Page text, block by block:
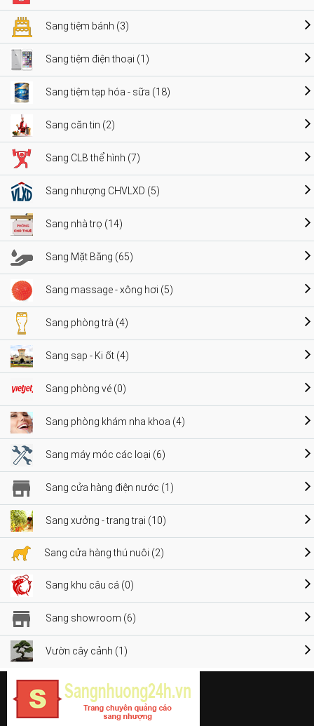
Sang tiệm bánh (3)
Sang tiệm điện thoại (1)
Sang tiệm tạp hóa - sữa (18)
Sang căn tin (2)
Sang CLB thể hình (7)
Sang nhượng CHVLXD (5)
Sang nhà trọ (14)
Sang Mặt Bằng (65)
Sang massage - xông hơi (5)
Sang phòng trà (4)
Sang sạp - Ki ốt (4)
Sang phòng vé (0)
Sang phòng khám nha khoa (4)
Sang máy móc các loại (6)
Sang cửa hàng điện nước (1)
Sang xưởng - trang trại (10)
Sang cửa hàng thú nuôi (2)
Sang khu câu cá (0)
Sang showroom (6)
Vườn cây cảnh (1)